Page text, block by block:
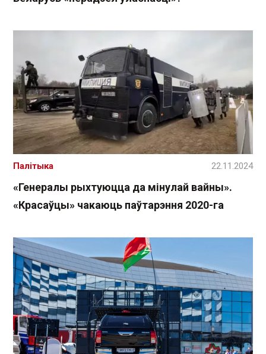
«Генералы рыхтуюцца да мінулай вайны».
«Красаўцы» чакаюць паўтарэння 2020-га
Палітыка 22.11.2024